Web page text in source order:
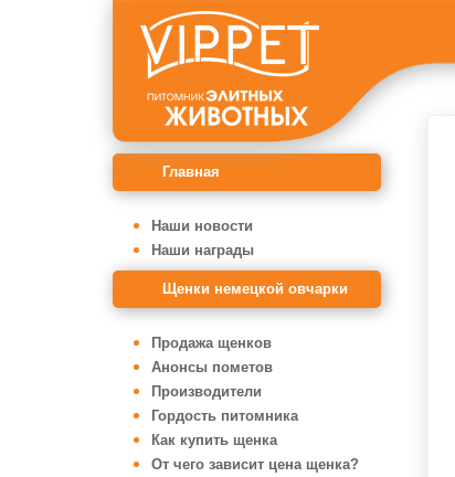
Главная
Наши новости
Наши награды
Щенки немецкой овчарки
Продажа щенков
Анонсы пометов
Производители
Гордость питомника
Как купить щенка
От чего зависит цена щенка?